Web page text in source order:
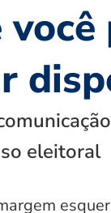
eleitoral